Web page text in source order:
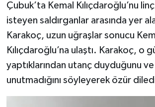
Çubuk’ta Kemal Kılıçdaroğlu’nu
isteyen saldırganlar arasında yer
Karakoç, uzun uğraşlar sonucu
Kılıçdaroğlu’na ulaştı. Karakoç, o
yaptıklarından utanç duyduğunu
unutmadığını söyleyerek özür